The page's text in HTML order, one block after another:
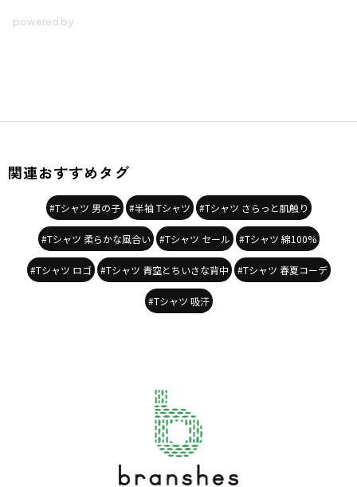
関連おすすめタグ
#Tシャツ 男の子 #半袖 Tシャツ #Tシャツ さらっと肌触り
#Tシャツ 柔らかな風合い #Tシャツ セール #Tシャツ 綿100%
#Tシャツ ロゴ #Tシャツ 青空とちいさな背中 #Tシャツ 春夏コーデ
#Tシャツ 吸汗